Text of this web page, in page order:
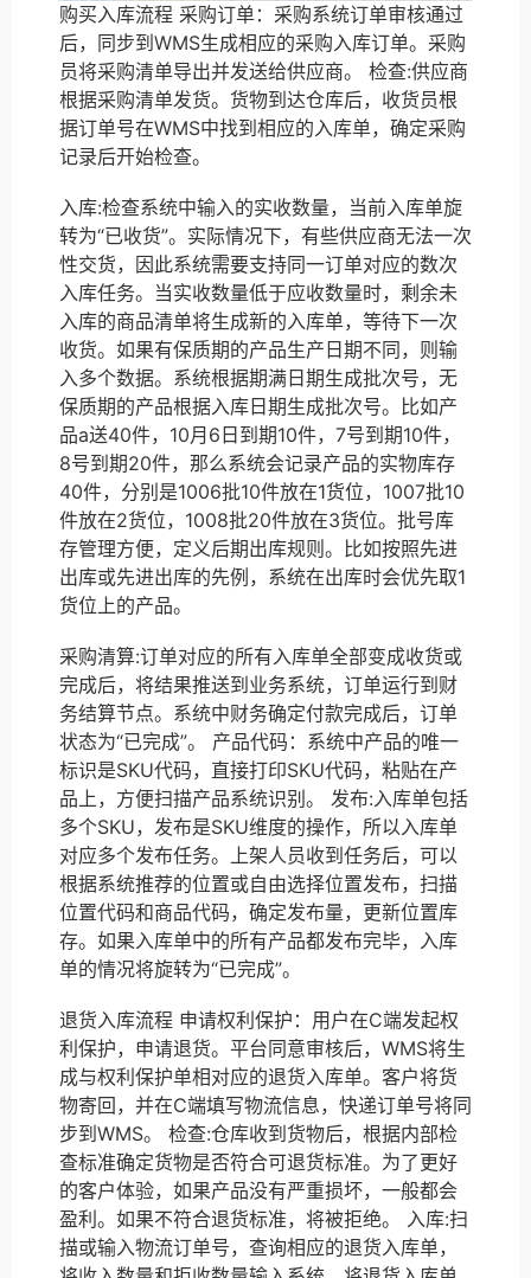
购买入库流程 采购订单：采购系统订单审核通过
后，同步到WMS生成相应的采购入库订单。采购
员将采购清单导出并发送给供应商。 检查:供应商
根据采购清单发货。货物到达仓库后，收货员根
据订单号在WMS中找到相应的入库单，确定采购
记录后开始检查。
入库:检查系统中输入的实收数量，当前入库单旋
转为“已收货”。实际情况下，有些供应商无法一次
性交货，因此系统需要支持同一订单对应的数次
入库任务。当实收数量低于应收数量时，剩余未
入库的商品清单将生成新的入库单，等待下一次
收货。如果有保质期的产品生产日期不同，则输
入多个数据。系统根据期满日期生成批次号，无
保质期的产品根据入库日期生成批次号。比如产
品a送40件，10月6日到期10件，7号到期10件，
8号到期20件，那么系统会记录产品的实物库存
40件，分别是1006批10件放在1货位，1007批10
件放在2货位，1008批20件放在3货位。批号库
存管理方便，定义后期出库规则。比如按照先进
出库或先进出库的先例，系统在出库时会优先取1
货位上的产品。
采购清算:订单对应的所有入库单全部变成收货或
完成后，将结果推送到业务系统，订单运行到财
务结算节点。系统中财务确定付款完成后，订单
状态为“已完成”。 产品代码：系统中产品的唯一
标识是SKU代码，直接打印SKU代码，粘贴在产
品上，方便扫描产品系统识别。 发布:入库单包括
多个SKU，发布是SKU维度的操作，所以入库单
对应多个发布任务。上架人员收到任务后，可以
根据系统推荐的位置或自由选择位置发布，扫描
位置代码和商品代码，确定发布量，更新位置库
存。如果入库单中的所有产品都发布完毕，入库
单的情况将旋转为“已完成”。
退货入库流程 申请权利保护：用户在C端发起权
利保护，申请退货。平台同意审核后，WMS将生
成与权利保护单相对应的退货入库单。客户将货
物寄回，并在C端填写物流信息，快递订单号将同
步到WMS。 检查:仓库收到货物后，根据内部检
查标准确定货物是否符合可退货标准。为了更好
的客户体验，如果产品没有严重损坏，一般都会
盈利。如果不符合退货标准，将被拒绝。 入库:扫
描或输入物流订单号，查询相应的退货入库单，